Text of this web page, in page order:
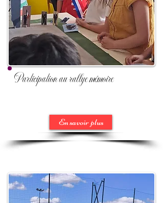
Participation au rallye mémoire
En savoir plus